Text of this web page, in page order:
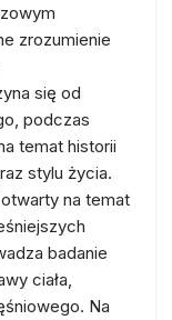
zrozumienie
się od
podczas
temat historii
stylu życia.
na temat
badanie
ciała,
Na